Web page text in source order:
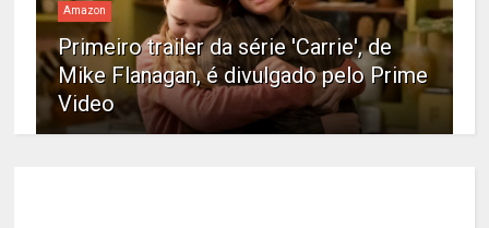
Amazon
Primeiro trailer da série 'Carrie', de
Mike Flanagan, é divulgado pelo Prime
Video